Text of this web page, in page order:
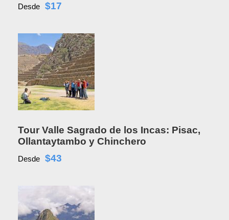
Desde $17
Tour Valle Sagrado de los Incas: Pisac,
Ollantaytambo y Chinchero
Desde $43